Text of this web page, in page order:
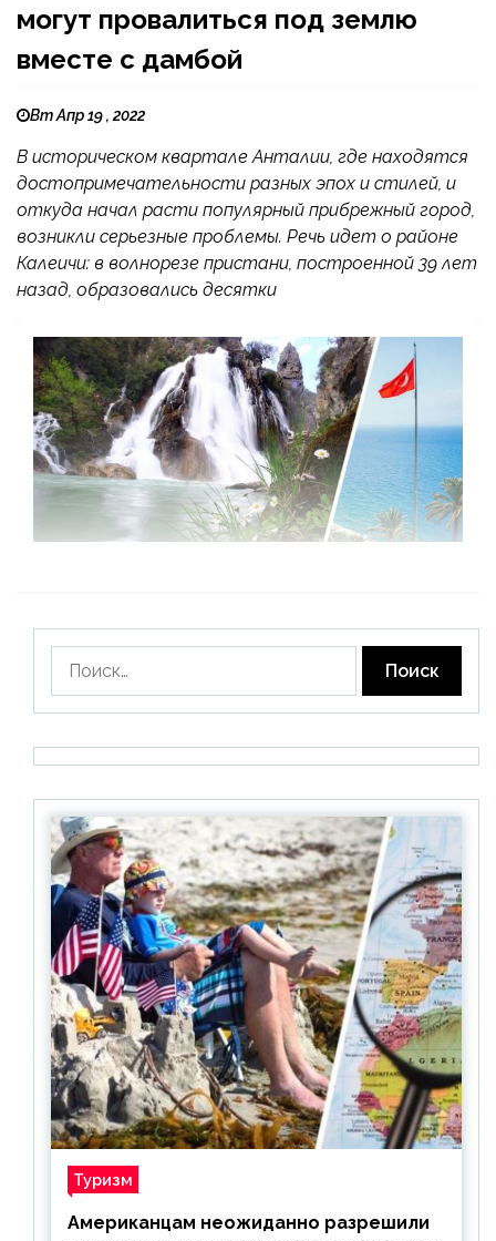
могут провалиться под землю
вместе с дамбой
Вт Апр 19 , 2022
В историческом квартале Анталии, где находятся
достопримечательности разных эпох и стилей, и
откуда начал расти популярный прибрежный город,
возникли серьезные проблемы. Речь идет о районе
Калеичи: в волнорезе пристани, построенной 39 лет
назад, образовались десятки
Туризм
Американцам неожиданно разрешили